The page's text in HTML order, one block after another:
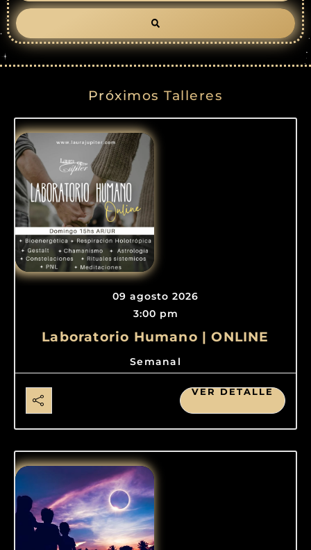
Próximos Talleres
09 agosto 2026
3:00 pm
Laboratorio Humano | ONLINE
Semanal
VER DETALLE